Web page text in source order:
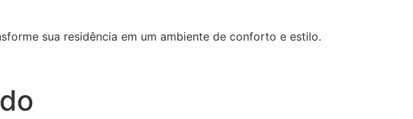
sua residência em um ambiente de conforto e estilo.